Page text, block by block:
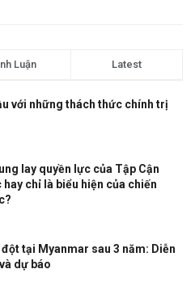
Luận Latest
với những thách thức chính trị
lay quyền lực của Tập Cận
hay chỉ là biểu hiện của chiến
tại Myanmar sau 3 năm: Diễn
dự báo